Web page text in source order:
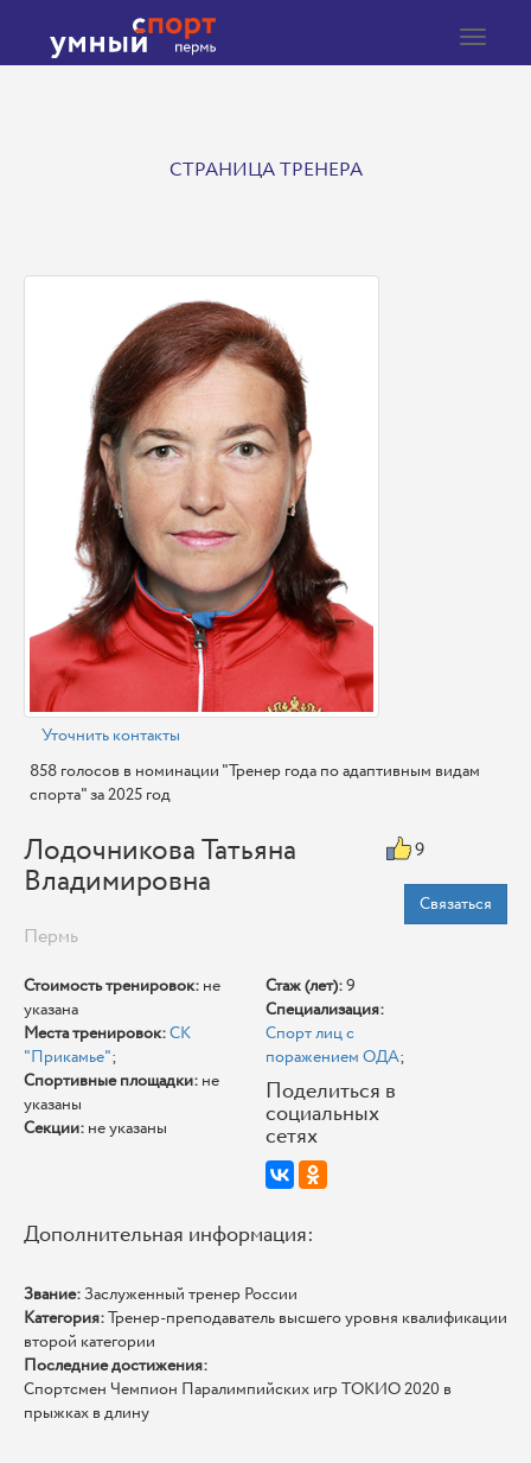
Toggle
СТРАНИЦА ТРЕНЕРА
Уточнить контакты
858 голосов в номинации "Тренер года по адаптивным видам
спорта" за 2025 год
Лодочникова Татьяна
Владимировна
9
Связаться
Пермь
Стоимость тренировок: не
указана
Места тренировок:СК
"Прикамье";
Спортивные площадки: не
указаны
Секции: не указаны
Стаж (лет):9
Специализация:
Спорт лиц с
поражением ОДА;
Поделиться в
социальных
сетях
Дополнительная информация:
Звание:Заслуженный тренер России
Категория:Тренер-преподаватель высшего уровня квалификации
второй категории
Последние достижения:
Спортсмен Чемпион Паралимпийских игр ТОКИО 2020 в
прыжках в длину